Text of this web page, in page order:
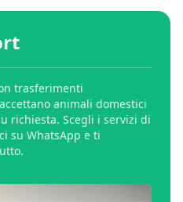
trasferimenti
animali domestici
richiesta. Scegli i servizi di
su WhatsApp e ti